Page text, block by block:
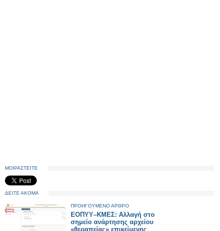
ΜΟΙΡΑΣΤΕΙΤΕ
ΔΕΙΤΕ ΑΚΟΜΑ
ΠΡΟΗΓΟΥΜΕΝΟ ΑΡΘΡΟ
ΕΟΠΥΥ–ΚΜΕΣ: Αλλαγή στο
σημείο ανάρτησης αρχείου
«θεραπείας» επικείμενης